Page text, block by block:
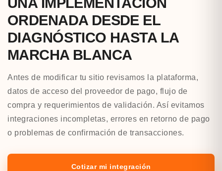
ORDENADA DESDE EL
DIAGNÓSTICO HASTA LA
MARCHA BLANCA
Antes de modificar tu sitio revisamos la plataforma,
datos de acceso del proveedor de pago, flujo de
compra y requerimientos de validación. Así evitamos
integraciones incompletas, errores en retorno de pago
o problemas de confirmación de transacciones.
Cotizar mi integración